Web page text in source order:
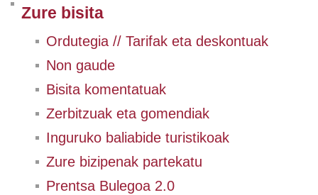
Zure bisita
Ordutegia // Tarifak eta deskontuak
Non gaude
Bisita komentatuak
Zerbitzuak eta gomendiak
Inguruko baliabide turistikoak
Zure bizipenak partekatu
Prentsa Bulegoa 2.0